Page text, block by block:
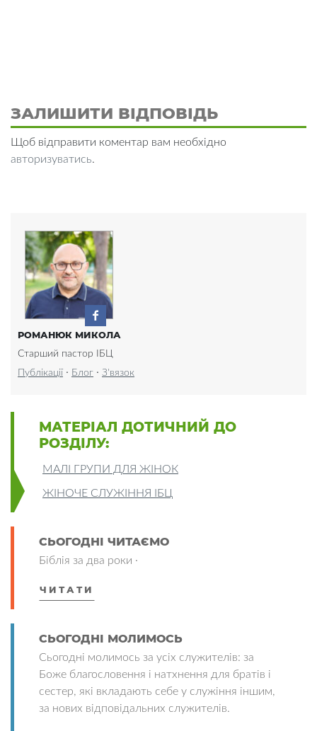
ЗАЛИШИТИ ВІДПОВІДЬ
Щоб відправити коментар вам необхідно
авторизуватись.
РОМАНЮК МИКОЛА
Старший пастор ІБЦ
Публікації · Блог · З'вязок
МАТЕРІАЛ ДОТИЧНИЙ ДО
РОЗДІЛУ:
МАЛІ ГРУПИ ДЛЯ ЖІНОК
ЖІНОЧЕ СЛУЖІННЯ ІБЦ
СЬОГОДНІ ЧИТАЄМО
Біблія за два роки ·
ЧИТАТИ
СЬОГОДНІ МОЛИМОСЬ
Сьогодні молимось за усіх служителів: за
Боже благословення і натхнення для братів і
сестер, які вкладають себе у служіння іншим,
за нових відповідальних служителів.